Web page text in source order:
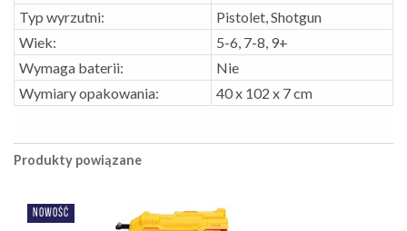
Typ wyrzutni:
Pistolet, Shotgun
Wiek:
5-6, 7-8, 9+
Wymaga baterii:
Nie
Wymiary opakowania:
40 x 102 x 7 cm
Produkty powiązane
NOWOŚĆ